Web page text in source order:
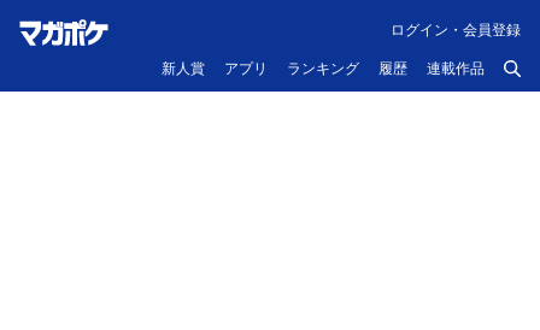
新人賞 アプリ ランキング 履歴 連載作品
ログイン・会員登録